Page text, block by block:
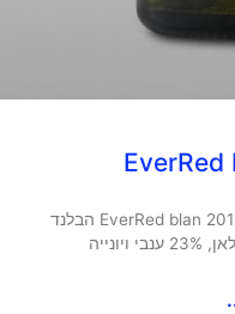
יקב עמק האלה משיק יין לבן חדש EverRed blan 2014 הבלנד